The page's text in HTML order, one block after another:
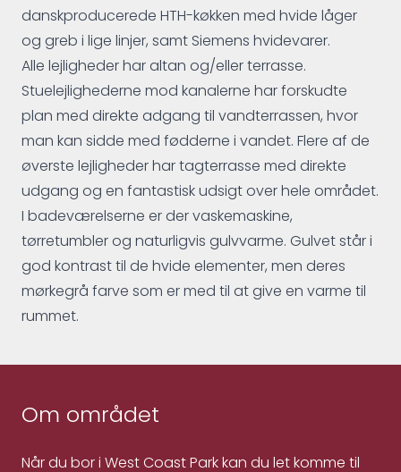
danskproducerede HTH-køkken med hvide låger
og greb i lige linjer, samt Siemens hvidevarer.
Alle lejligheder har altan og/eller terrasse.
Stuelejlighederne mod kanalerne har forskudte
plan med direkte adgang til vandterrassen, hvor
man kan sidde med fødderne i vandet. Flere af de
øverste lejligheder har tagterrasse med direkte
udgang og en fantastisk udsigt over hele området.
I badeværelserne er der vaskemaskine,
tørretumbler og naturligvis gulvvarme. Gulvet står i
god kontrast til de hvide elementer, men deres
mørkegrå farve som er med til at give en varme til
rummet.
Om området
Når du bor i West Coast Park kan du let komme til